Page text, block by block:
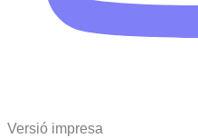
Versió impresa